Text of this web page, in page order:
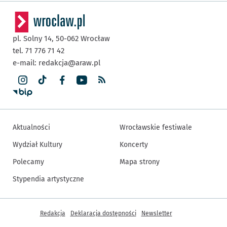
pl. Solny 14, 50-062 Wrocław
tel. 71 776 71 42
e-mail: redakcja@araw.pl
Aktualności
Wydział Kultury
Polecamy
Stypendia artystyczne
Wrocławskie festiwale
Koncerty
Mapa strony
Inne informacje
Redakcja Deklaracja dostępności Newsletter